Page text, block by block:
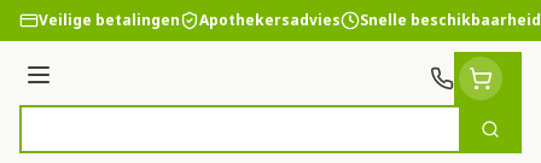
Ga naar de inhoud
Veilige betalingen Apothekersadvies Snelle beschikbaarheid
Menu
Zoek